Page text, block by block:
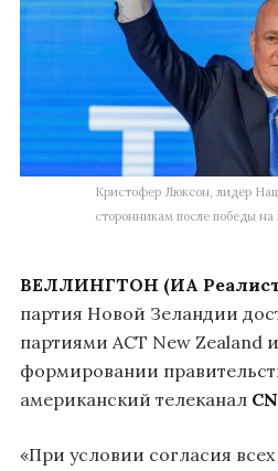
Кристофер Люксон, лидер
сторонникам после победы
ВЕЛЛИНГТОН (ИА
партия Новой Зеландии
партиями ACT New Zealand
формировании
американский телеканал
«При условии согласия